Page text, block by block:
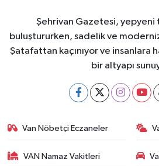
Şehrivan Gazetesi, yepyeni
buluştururken, sadelik ve
Şatafattan kaçınıyor ve insanlara
bir altyapı
Van Nöbetçi Eczaneler
VAN Namaz Vakitleri